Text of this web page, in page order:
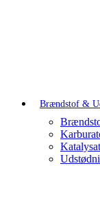
Brændstof &